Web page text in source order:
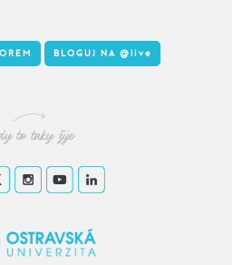
to taky žije
BLOGUJ NA @live